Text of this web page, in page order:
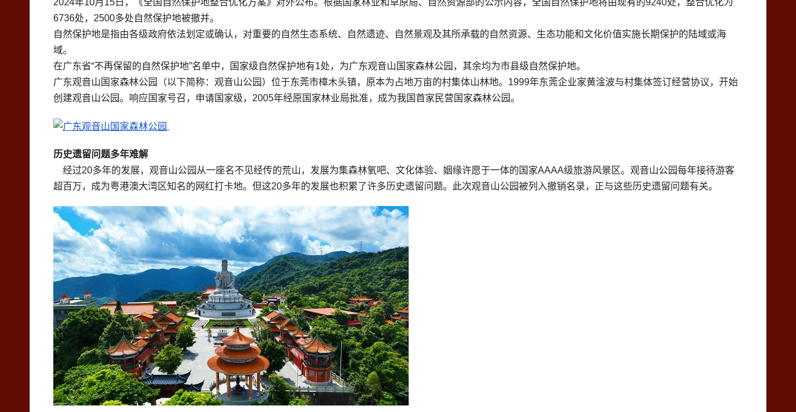
6736处，2500多处自然保护地被撤并。
自然保护地是指由各级政府依法划定或确认，对重要的自然生态系统、自然遗迹、自然景观及其所承载的自然资源、生态功能和文化价值实施长期保护的陆域或海
域。
在广东省“不再保留的自然保护地”名单中，国家级自然保护地有1处，为广东观音山国家森林公园，其余均为市县级自然保护地。
广东观音山国家森林公园（以下简称：观音山公园）位于东莞市樟木头镇，原本为占地万亩的村集体山林地。1999年东莞企业家黄淦波与村集体签订经营协议，开始
创建观音山公园。响应国家号召，申请国家级，2005年经原国家林业局批准，成为我国首家民营国家森林公园。
历史遗留问题多年难解
经过20多年的发展，观音山公园从一座名不见经传的荒山，发展为集森林氧吧、文化体验、姻缘许愿于一体的国家AAAA级旅游风景区。观音山公园每年接待游客
超百万，成为粤港澳大湾区知名的网红打卡地。但这20多年的发展也积累了许多历史遗留问题。此次观音山公园被列入撤销名录，正与这些历史遗留问题有关。